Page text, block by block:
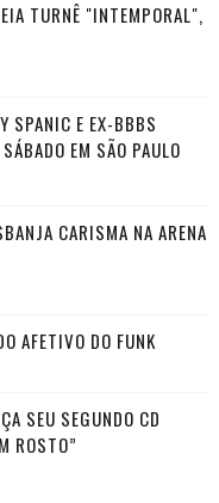
TURNÊ "INTEMPORAL",
SPANIC E EX-BBBS
EM SÃO PAULO
CARISMA NA ARENA
AFETIVO DO FUNK
SEU SEGUNDO CD
ROSTO”